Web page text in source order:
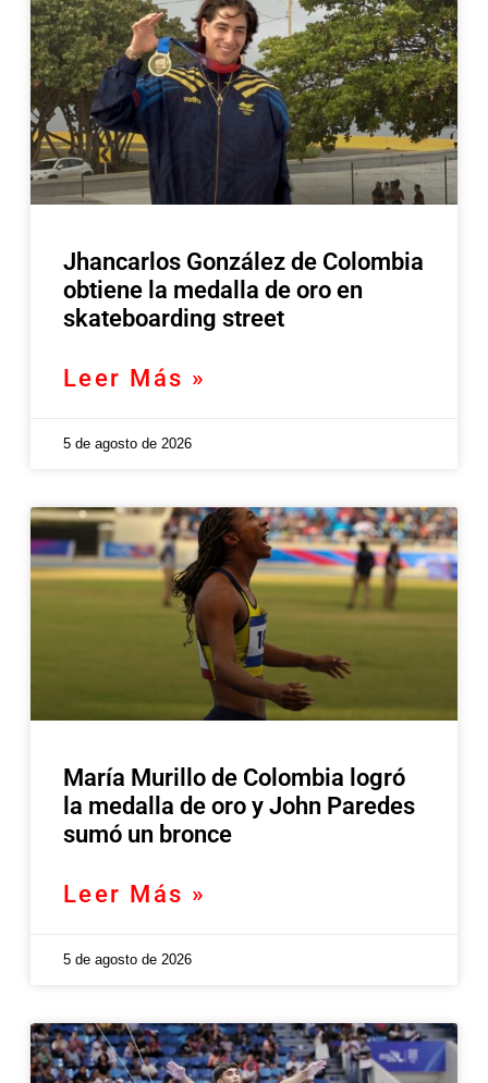
Jhancarlos González de Colombia
obtiene la medalla de oro en
skateboarding street
Leer Más »
5 de agosto de 2026
María Murillo de Colombia logró
la medalla de oro y John Paredes
sumó un bronce
Leer Más »
5 de agosto de 2026